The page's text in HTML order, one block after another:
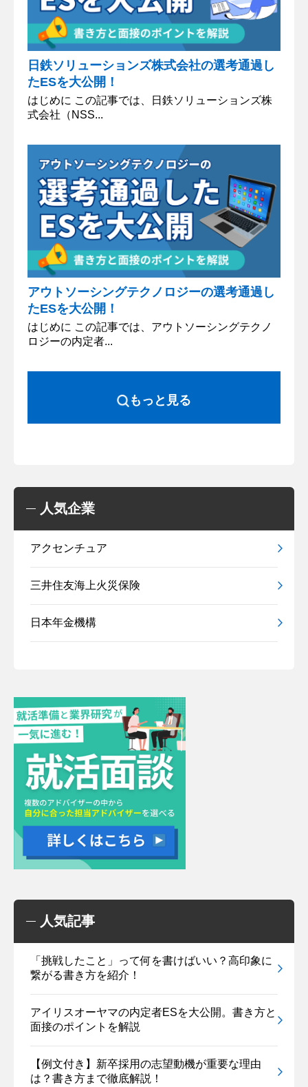
日鉄ソリューションズ株式会社の選考通過し
たESを大公開！
はじめに この記事では、日鉄ソリューションズ株
式会社（NSS...
アウトソーシングテクノロジーの選考通過し
たESを大公開！
はじめに この記事では、アウトソーシングテクノ
ロジーの内定者...
もっと見る
人気企業
アクセンチュア
三井住友海上火災保険
日本年金機構
人気記事
「挑戦したこと」って何を書けばいい？高印象に
繋がる書き方を紹介！
アイリスオーヤマの内定者ESを大公開。書き方と
面接のポイントを解説
【例文付き】新卒採用の志望動機が重要な理由
は？書き方まで徹底解説！